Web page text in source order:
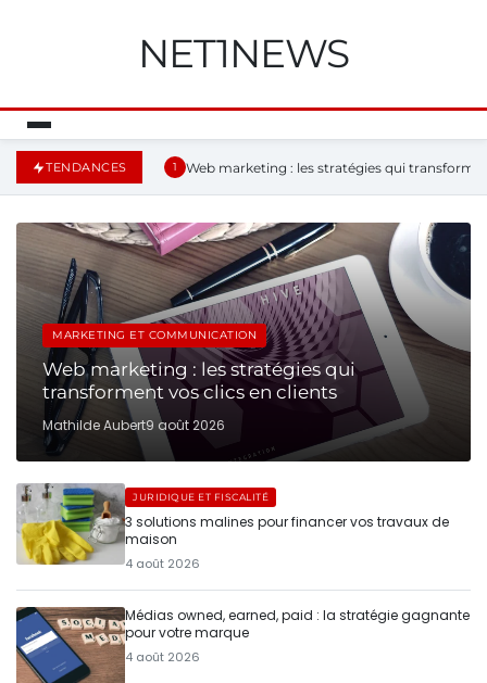
NET1NEWS
TENDANCES 1 Web marketing : les stratégies qui
MARKETING ET COMMUNICATION
Web marketing : les stratégies qui
transforment vos clics en clients
Mathilde Aubert9 août 2026
JURIDIQUE ET FISCALITÉ
3 solutions malines pour financer vos travaux de
maison
4 août 2026
Médias owned, earned, paid : la stratégie gagnante
pour votre marque
4 août 2026